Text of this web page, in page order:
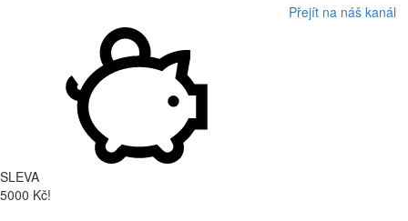
Přejít na náš kanál
SLEVA
5000 Kč!